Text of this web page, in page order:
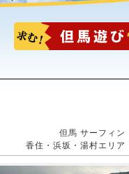
但馬 サーフィン
香住・浜坂・湯村エリア